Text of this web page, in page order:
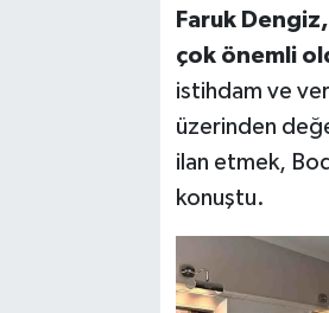
Faruk
çok önemli
istihdam ve
üzerinden
ilan etmek,
konuştu.